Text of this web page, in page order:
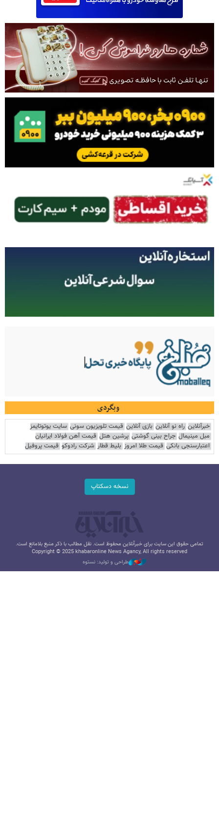
وبگردی
خبرآنلاین راه نو آنلاین بازی آنلاین قیمت تلویزیون سونی سایت یوتوتایمز
مبل مینیمال جراح بینی گوشتی پرشین هتل قیمت آهن فولاد ایرانیان
اعتبارسنجی بانکی قیمت طلا امروز بلیط قطار شرکت رادوکو قیمت پروفیل
نسخه دسکتاپ
تمامی حقوق این سایت برای خبرآنلاین محفوظ است. نقل مطالب با ذکر منبع بلامانع است.
Copyright © 2025 khabaronline News Agancy, All rights reserved
طراحی و تولید: نستوه